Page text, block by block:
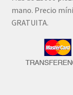
mano. Precio
GRATUITA.